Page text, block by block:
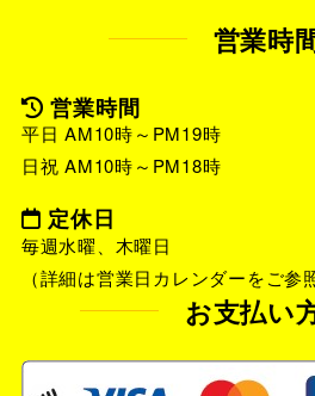
営業時
営業時間
平日 AM10時～PM19時
日祝 AM10時～PM18時
定休日
毎週水曜、木曜日
（詳細は営業日カレンダーをご参
お支払い